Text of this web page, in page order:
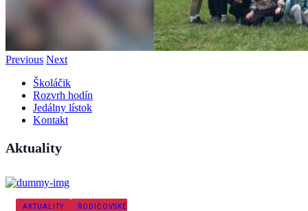
Previous Next
Školáčik
Rozvrh hodín
Jedálny lístok
Kontakt
Aktuality
AKTUALITY
RODIČOVSKÉ